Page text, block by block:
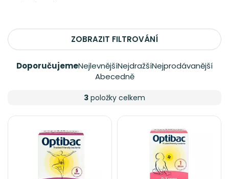
ZOBRAZIT FILTROVÁNÍ
DoporučujemeNejlevnějšíNejdražšíNejprodávanější
Abecedně
3 položky celkem